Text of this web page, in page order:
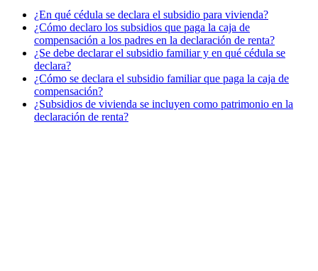
¿En qué cédula se declara el subsidio para vivienda?
¿Cómo declaro los subsidios que paga la caja de
compensación a los padres en la declaración de renta?
¿Se debe declarar el subsidio familiar y en qué cédula se
declara?
¿Cómo se declara el subsidio familiar que paga la caja de
compensación?
¿Subsidios de vivienda se incluyen como patrimonio en la
declaración de renta?